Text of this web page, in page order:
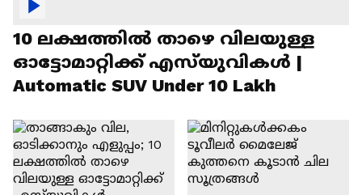
10 ലക്ഷത്തിൽ താഴെ വിലയുള്ള
ഓട്ടോമാറ്റിക്ക് എസ്‍യുവികൾ |
Automatic SUV Under 10 Lakh